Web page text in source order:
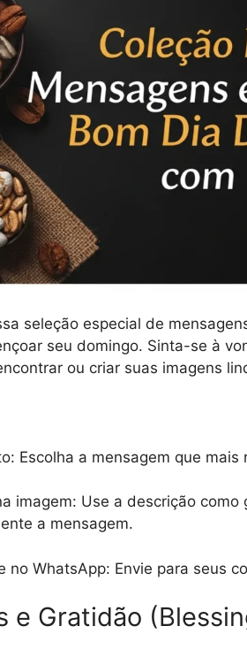
seleção especial de
seu domingo. Sinta-se à
ou criar suas imagens
Escolha a mensagem que
imagem: Use a descrição
a mensagem.
no WhatsApp: Envie para seus
e Gratidão